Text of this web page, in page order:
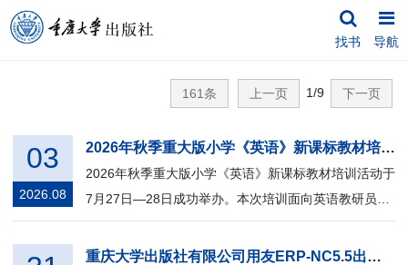
找书 导航
161条 上一页 1/9 下一页
2026年秋季重大版小学《英语》新课标教材培训活动成功举办
2026年秋季重大版小学《英语》新课标教材培训活动于
7月27日—28日成功举办。本次培训面向英语教研员及
一线英语教师，采用了线上线下相结合...
03
2026.08
重庆大学出版社有限公司用友ERP-NC5.5出版行业专版优化改造项目（第二次）招标公告